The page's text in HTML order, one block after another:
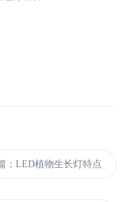
：LED植物生长灯特点